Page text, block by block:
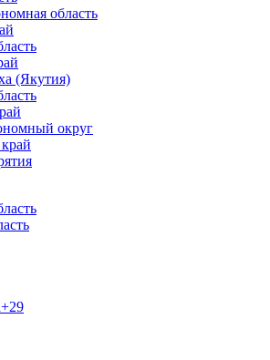
область
(Якутия)
округ
+29